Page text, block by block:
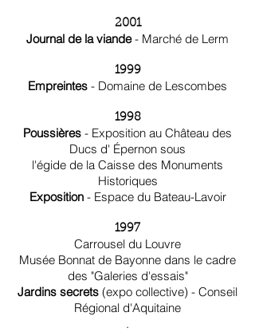
2001
Journal de la viande- Marché de Lerm
1999
Empreintes - Domaine de Lescombes
1998
Poussières - Exposition au Château des
Ducs d' Épernon sous
l'égide de la Caisse des Monuments
Historiques
Exposition- Espace du Bateau-Lavoir
1997
Carrousel du Louvre
Musée Bonnat de Bayonne dans le cadre
des "Galeries d'essais"
Jardins secrets (expo collective) - Conseil
Régional d'Aquitaine
.